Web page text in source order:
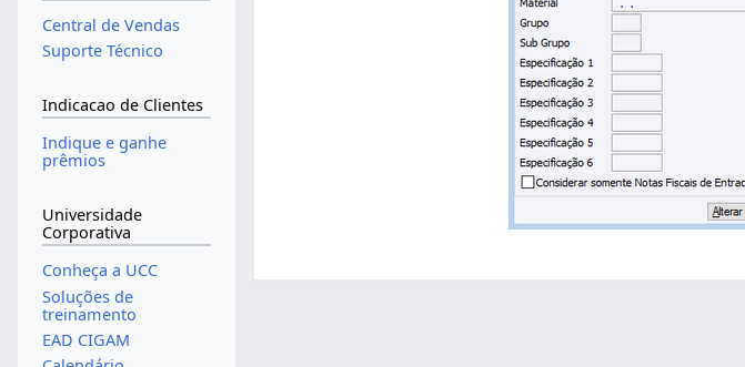
Central de Vendas
Suporte Técnico
Indicacao de Clientes
Indique e ganhe
prêmios
Universidade
Corporativa
Conheça a UCC
Soluções de
treinamento
EAD CIGAM